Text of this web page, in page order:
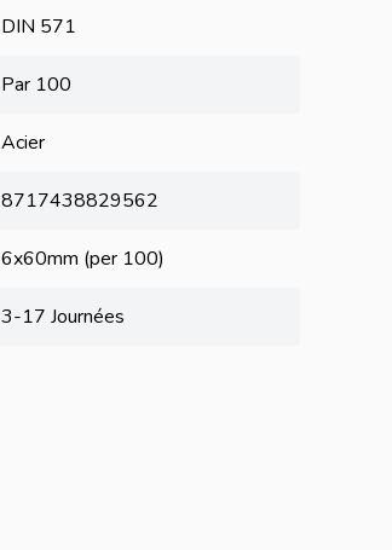
DIN 571
Par 100
Acier
8717438829562
6x60mm (per 100)
3-17 Journées